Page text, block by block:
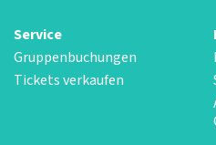
Service
Gruppenbuchungen
Tickets verkaufen